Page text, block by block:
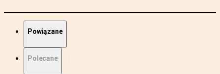
Powiązane
Polecane